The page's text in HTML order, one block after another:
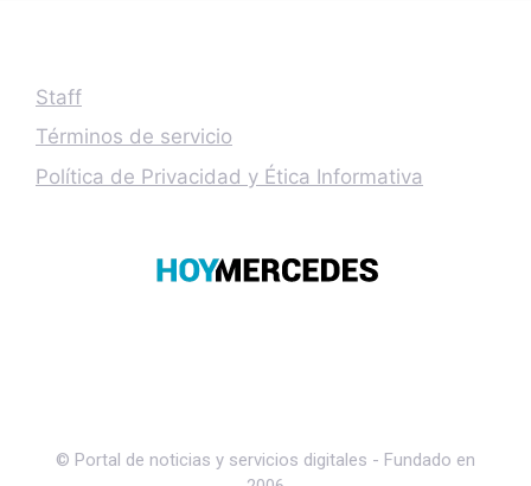
Staff
Términos de servicio
Política de Privacidad y Ética Informativa
© Portal de noticias y servicios digitales - Fundado en